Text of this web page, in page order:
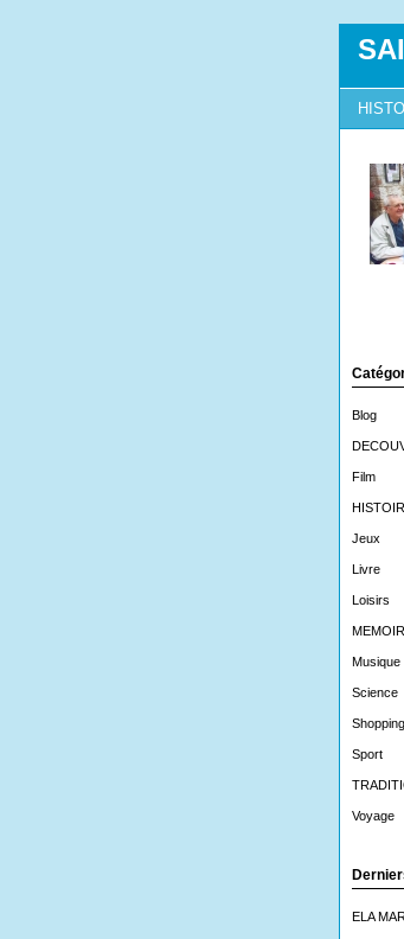
Blog
Film
Jeux
Livre
Loisirs
Musique
Science
Shopping
Sport
Voyage
ELA